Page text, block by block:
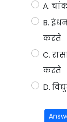
A.
B.
करते
C.
करते
D.